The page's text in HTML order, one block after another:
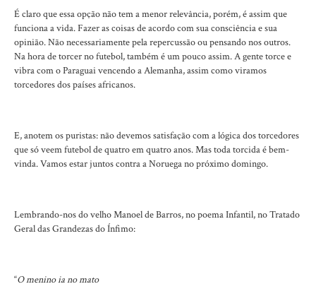
É claro que essa opção não tem a menor relevância, porém, é assim que
funciona a vida. Fazer as coisas de acordo com sua consciência e sua
opinião. Não necessariamente pela repercussão ou pensando nos outros.
Na hora de torcer no futebol, também é um pouco assim. A gente torce e
vibra com o Paraguai vencendo a Alemanha, assim como viramos
torcedores dos países africanos.
E, anotem os puristas: não devemos satisfação com a lógica dos torcedores
que só veem futebol de quatro em quatro anos. Mas toda torcida é bem-
vinda. Vamos estar juntos contra a Noruega no próximo domingo.
Lembrando-nos do velho Manoel de Barros, no poema Infantil, no Tratado
Geral das Grandezas do Ínfimo:
“O menino ia no mato